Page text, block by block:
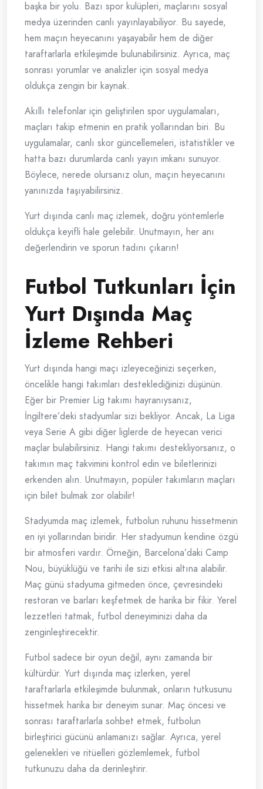
başka bir yolu. Bazı spor kulüpleri, maçlarını sosyal
medya üzerinden canlı yayınlayabiliyor. Bu sayede,
hem maçın heyecanını yaşayabilir hem de diğer
taraftarlarla etkileşimde bulunabilirsiniz. Ayrıca, maç
sonrası yorumlar ve analizler için sosyal medya
oldukça zengin bir kaynak.
Akıllı telefonlar için geliştirilen spor uygulamaları,
maçları takip etmenin en pratik yollarından biri. Bu
uygulamalar, canlı skor güncellemeleri, istatistikler ve
hatta bazı durumlarda canlı yayın imkanı sunuyor.
Böylece, nerede olursanız olun, maçın heyecanını
yanınızda taşıyabilirsiniz.
Yurt dışında canlı maç izlemek, doğru yöntemlerle
oldukça keyifli hale gelebilir. Unutmayın, her anı
değerlendirin ve sporun tadını çıkarın!
Futbol Tutkunları İçin
Yurt Dışında Maç
İzleme Rehberi
Yurt dışında hangi maçı izleyeceğinizi seçerken,
öncelikle hangi takımları desteklediğinizi düşünün.
Eğer bir Premier Lig takımı hayranıysanız,
İngiltere’deki stadyumlar sizi bekliyor. Ancak, La Liga
veya Serie A gibi diğer liglerde de heyecan verici
maçlar bulabilirsiniz. Hangi takımı destekliyorsanız, o
takımın maç takvimini kontrol edin ve biletlerinizi
erkenden alın. Unutmayın, popüler takımların maçları
için bilet bulmak zor olabilir!
Stadyumda maç izlemek, futbolun ruhunu hissetmenin
en iyi yollarından biridir. Her stadyumun kendine özgü
bir atmosferi vardır. Örneğin, Barcelona’daki Camp
Nou, büyüklüğü ve tarihi ile sizi etkisi altına alabilir.
Maç günü stadyuma gitmeden önce, çevresindeki
restoran ve barları keşfetmek de harika bir fikir. Yerel
lezzetleri tatmak, futbol deneyiminizi daha da
zenginleştirecektir.
Futbol sadece bir oyun değil, aynı zamanda bir
kültürdür. Yurt dışında maç izlerken, yerel
taraftarlarla etkileşimde bulunmak, onların tutkusunu
hissetmek harika bir deneyim sunar. Maç öncesi ve
sonrası taraftarlarla sohbet etmek, futbolun
birleştirici gücünü anlamanızı sağlar. Ayrıca, yerel
gelenekleri ve ritüelleri gözlemlemek, futbol
tutkunuzu daha da derinleştirir.